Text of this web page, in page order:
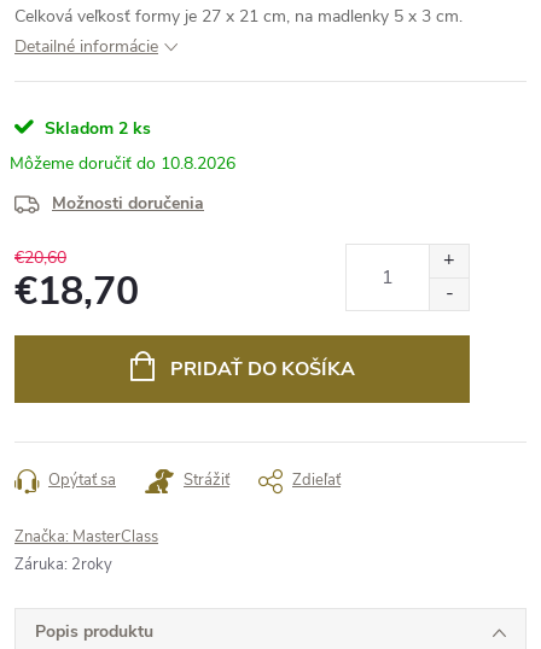
Celková veľkosť formy je 27 x 21 cm, na madlenky 5 x 3 cm.
Detailné informácie
Skladom 2 ks
10.8.2026
Možnosti doručenia
€20,60
€18,70
PRIDAŤ DO KOŠÍKA
Opýtať sa Strážiť Zdieľať
Značka: MasterClass
Záruka: 2roky
Popis produktu